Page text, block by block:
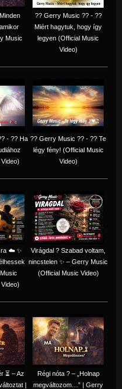
Music
?? Gerry Music ?? - ??
Miért hagytuk, hogy így
legyen (Official Music
Video)
- ?? Ha ?? Gerry Music ?? - ?? Te
légy fény! (Official Music
Video)
☁️ ✨
Virágdal ? Szabad voltam,
nincstelen ✨ – Gerry Music
(Official Music Video)
⏳ – Az
|
Régi nóta ? – „Holnap
megváltozom…” | Gerry